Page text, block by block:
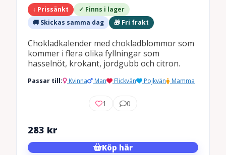
↓ Prissänkt
✓ Finns i lager
🚚 Skickas samma dag
🎁 Fri frakt
Chokladkalender med chokladblommor som
kommer i flera olika fyllningar som
hasselnöt, krokant, jordgubb och citron.
Passar till: Kvinna Man Flickvän Pojkvän Mamma
1 0
283 kr
Köp här